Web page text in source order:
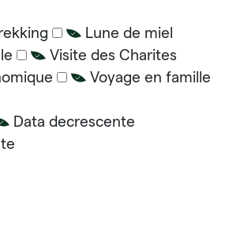
Lune de miel
Visite des Charites
Voyage en famille
Data decrescente